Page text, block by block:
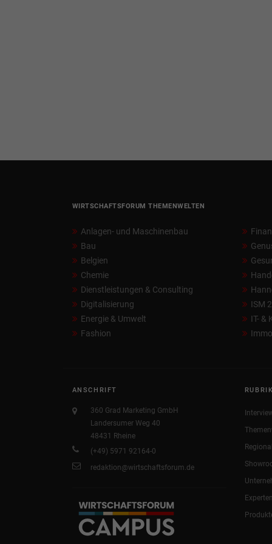
WIRTSCHAFTSFORUM THEMENWELTEN
Anlagen- und Maschinenbau
Bau
Belgien
Chemie
Dienstleistungen & Consulting
Digitalisierung
Energie & Umwelt
Fashion
ISM
IT- &
ANSCHRIFT
360 Grad Marketing GmbH
Landersumer Weg 40
48431 Rheine
(+49) 5971 92164-0
redaktion@wirtschaftsforum.de
Regional